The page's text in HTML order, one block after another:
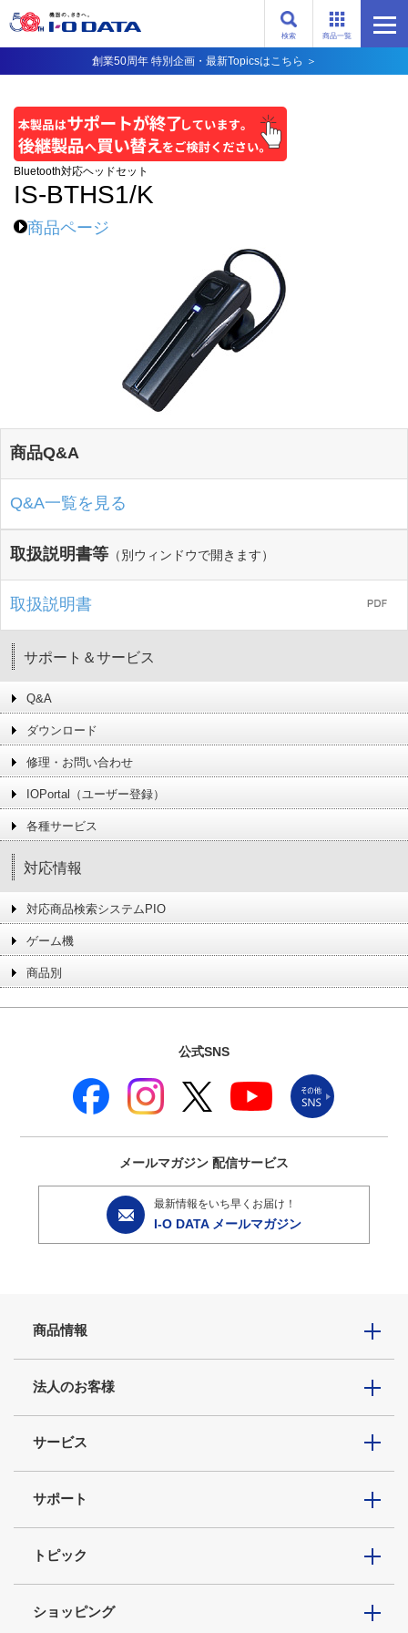
商品一覧
検索
創業50周年 特別企画・最新Topicsはこちら ＞
Bluetooth対応ヘッドセット
IS-BTHS1/K
商品ページ
商品Q&A
Q&A一覧を見る
取扱説明書等 （別ウィンドウで開きます）
取扱説明書
サポート＆サービス
Q&A
ダウンロード
修理・お問い合わせ
IOPortal（ユーザー登録）
各種サービス
対応情報
対応商品検索システムPIO
ゲーム機
商品別
公式SNS
メールマガジン 配信サービス
最新情報をいち早くお届け！
I-O DATA メールマガジン
商品情報
法人のお客様
サービス
サポート
トピック
ショッピング